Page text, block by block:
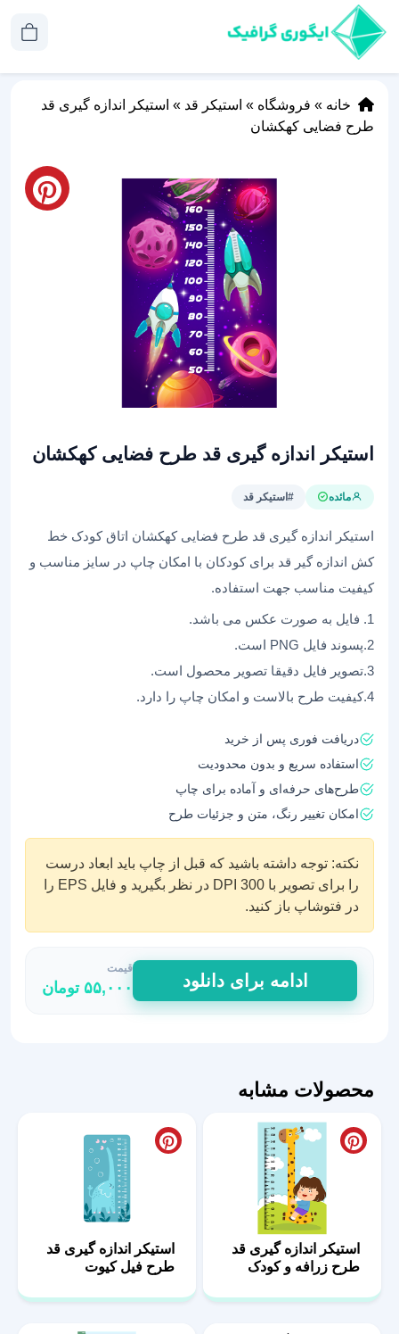
خانه » فروشگاه » استیکر قد » استیکر اندازه گیری قد
طرح فضایی کهکشان
استیکر اندازه گیری قد طرح فضایی کهکشان
مائده #استیکر قد
استیکر اندازه گیری قد طرح فضایی کهکشان اتاق کودک خط
کش اندازه گیر قد برای کودکان با امکان چاپ در سایز مناسب و
کیفیت مناسب جهت استفاده.
1. فایل به صورت عکس می باشد.
2.پسوند فایل PNG است.
3.تصویر فایل دقیقا تصویر محصول است.
4.کیفیت طرح بالاست و امکان چاپ را دارد.
دریافت فوری پس از خرید
استفاده سریع و بدون محدودیت
طرح‌های حرفه‌ای و آماده برای چاپ
امکان تغییر رنگ، متن و جزئیات طرح
نکته: توجه داشته باشید که قبل از چاپ باید ابعاد درست
را برای تصویر با DPI 300 در نظر بگیرید و فایل EPS را
در فتوشاپ باز کنید.
استیکر
اندازه
گیری
فضایی
کهکشان
ادامه برای دانلود
قیمت
۵۵,۰۰۰ تومان
محصولات مشابه
استیکر اندازه گیری قد
طرح زرافه و کودک
استیکر اندازه گیری قد
طرح فیل کیوت